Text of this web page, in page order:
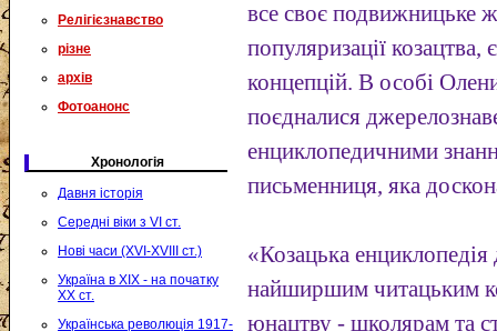
Релігієзнавство
різне
архів
Фотоанонс
Хронологія
Давня історія
Середні віки з VI ст.
Нові часи (XVI-XVIII ст.)
Україна в XIX - на початку
XX ст.
Українська революція 1917-
все своє подвижницьке
популяризації
концепцій. В особі
поєдналися
енциклопедичними
письменниця, яка
«Козацька
найширшим читацьким
юнацтву - школярам та